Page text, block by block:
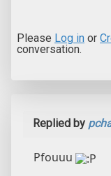
Please Log in or
conversation.
Replied by
Pfouuu